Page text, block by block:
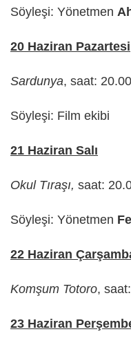
Söyleşi: Yönetmen
20 Haziran Pazartesi
Sardunya, saat: 20.00
Söyleşi: Film ekibi
21 Haziran Salı
Okul Tıraşı, saat:
Söyleşi: Yönetmen
22 Haziran
Komşum Totoro,
23 Haziran